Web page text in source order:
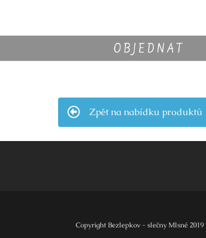
Zpět na nabídku produktů
Copyright Bezlepkov - slečny Mlsné 2019